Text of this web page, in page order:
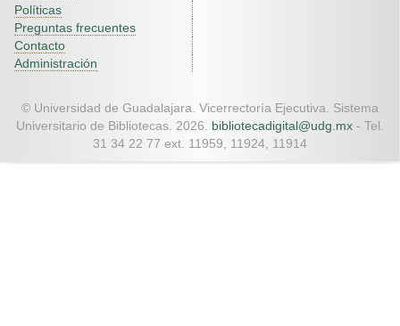
Políticas
Preguntas frecuentes
Contacto
Administración
© Universidad de Guadalajara. Vicerrectoría Ejecutiva. Sistema
Universitario de Bibliotecas. 2026. bibliotecadigital@udg.mx - Tel.
31 34 22 77 ext. 11959, 11924, 11914